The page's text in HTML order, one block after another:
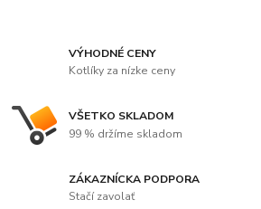
VÝHODNÉ CENY
Kotlíky za nízke ceny
VŠETKO SKLADOM
99 % držíme skladom
ZÁKAZNÍCKA PODPORA
Stačí zavolať